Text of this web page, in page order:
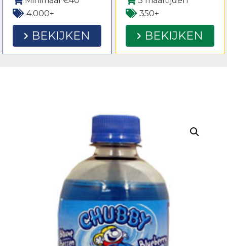
4.000+
BEKIJKEN
350+
BEKIJKEN